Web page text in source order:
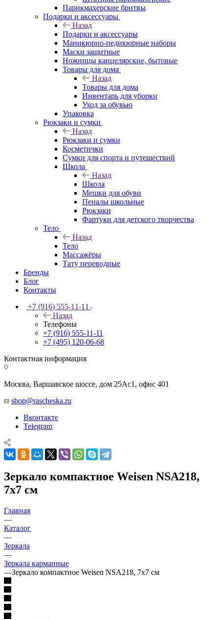
Парикмахерские бритвы
Подарки и аксессуары
Назад
Подарки и аксессуары
Маникюрно-педикюрные наборы
Маски защитные
Ножницы канцелярские, бытовые
Товары для дома
Назад
Товары для дома
Инвентарь для уборки
Уход за обувью
Упаковка
Рюкзаки и сумки
Назад
Рюкзаки и сумки
Косметички
Сумки для спорта и путешествий
Школа
Назад
Школа
Мешки для обуви
Пеналы школьные
Рюкзаки
Фартуки для детского творчества
Тело
Назад
Тело
Массажёры
Тату переводные
Бренды
Блог
Контакты
+7 (916) 555-11-11
Назад
Телефоны
+7 (916) 555-11-11
+7 (495) 120-06-68
Контактная информация
Москва, Варшавское шоссе, дом 25Аc1, офис 401
shop@rascheska.ru
Вконтакте
Telegram
Зеркало компактное Weisen NSA218,
7х7 см
Главная
—
Каталог
—
Зеркала
—
Зеркала карманные
—Зеркало компактное Weisen NSA218, 7х7 см